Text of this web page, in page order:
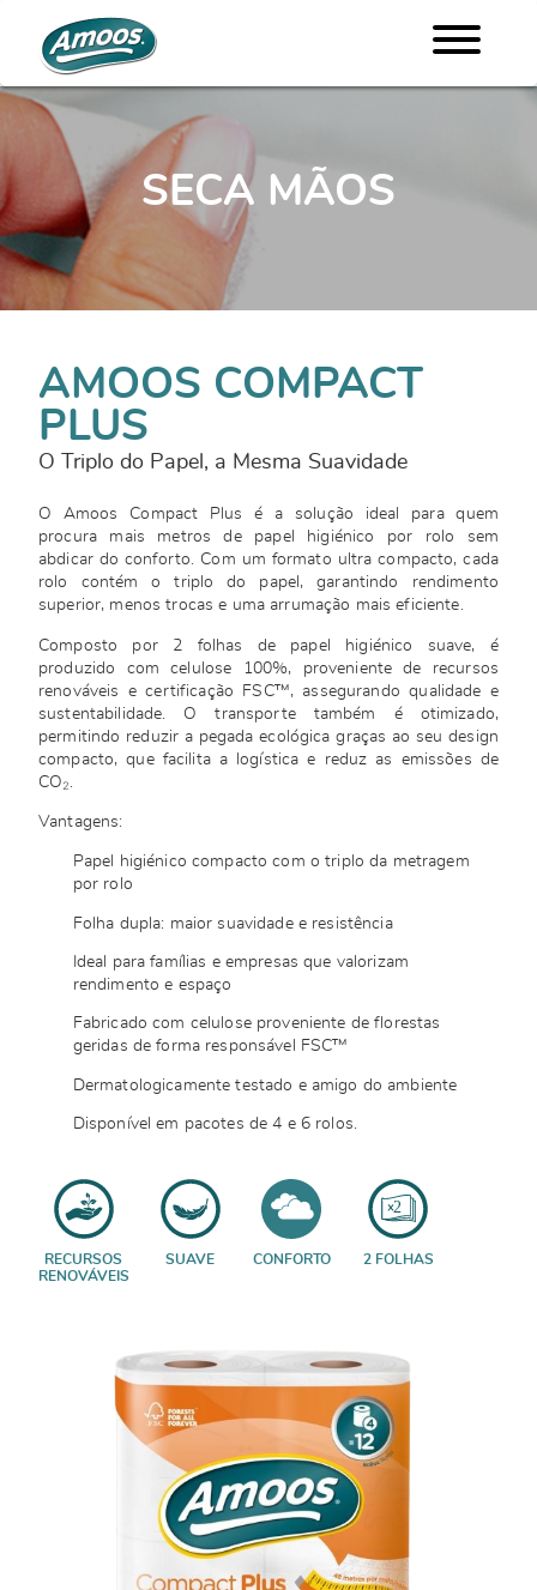
SECA MÃOS
AMOOS COMPACT
PLUS
O Triplo do Papel, a Mesma Suavidade
O Amoos Compact Plus é a solução ideal para quem
procura mais metros de papel higiénico por rolo sem
abdicar do conforto. Com um formato ultra compacto, cada
rolo contém o triplo do papel, garantindo rendimento
superior, menos trocas e uma arrumação mais eficiente.
Composto por 2 folhas de papel higiénico suave, é
produzido com celulose 100%, proveniente de recursos
renováveis e certificação FSC™, assegurando qualidade e
sustentabilidade. O transporte também é otimizado,
permitindo reduzir a pegada ecológica graças ao seu design
compacto, que facilita a logística e reduz as emissões de
CO₂.
Vantagens:
Papel higiénico compacto com o triplo da metragem
por rolo
Folha dupla: maior suavidade e resistência
Ideal para famílias e empresas que valorizam
rendimento e espaço
Fabricado com celulose proveniente de florestas
geridas de forma responsável FSC™
Dermatologicamente testado e amigo do ambiente
Disponível em pacotes de 4 e 6 rolos.
RECURSOS
RENOVÁVEIS
SUAVE CONFORTO 2 FOLHAS